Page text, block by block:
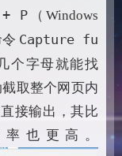
P （Windows
Capture fu
个字母就能找
取整个网页内
接输出，其比
也更高。